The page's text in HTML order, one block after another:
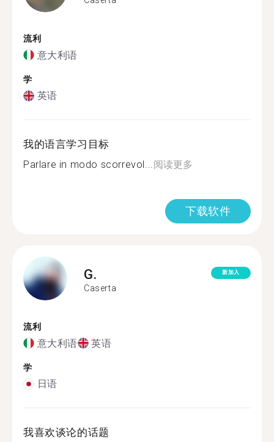
流利
意大利语
学
英语
我的语言学习目标
Parlare in modo scorrevol...阅读更多
下载软件
G.
Caserta
新加入
流利
意大利语 英语
学
日语
我喜欢谈论的话题